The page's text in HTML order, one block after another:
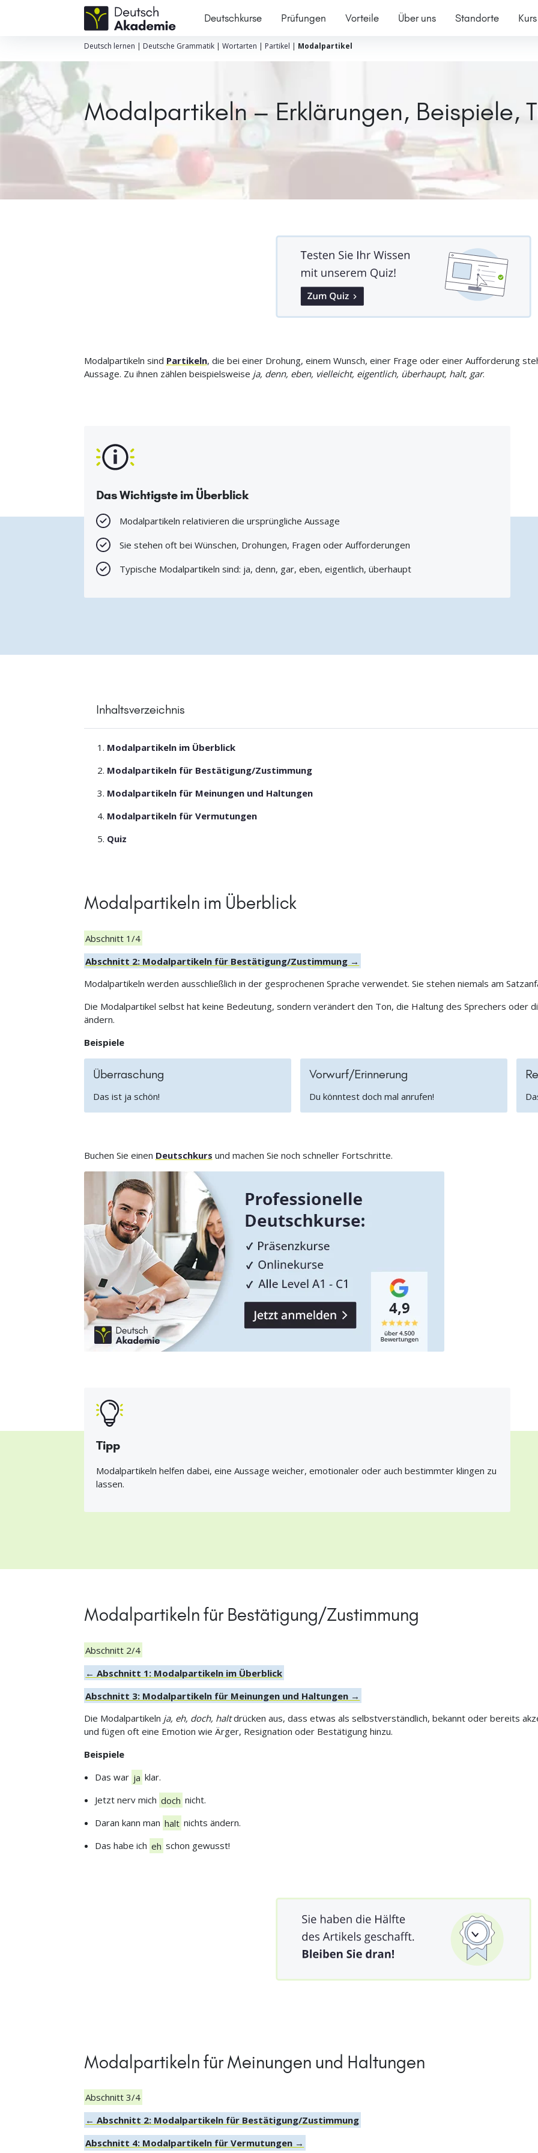
Deutschkurse Prüfungen Vorteile Über uns Standorte
Deutsch lernen | Deutsche Grammatik| Wortarten | Partikel | Modalpartikel
Modalpartikeln – Erklärungen, Beispiele,
Modalpartikeln sind Partikeln, die bei einer Drohung, einem Wunsch, einer Frage oder einer Aufforderung
Aussage. Zu ihnen zählen beispielsweise ja, denn, eben, vielleicht, eigentlich, überhaupt, halt, gar.
Das Wichtigste im Überblick
Modalpartikeln relativieren die ursprüngliche Aussage
Sie stehen oft bei Wünschen, Drohungen, Fragen oder Aufforderungen
Typische Modalpartikeln sind: ja, denn, gar, eben, eigentlich, überhaupt
Inhaltsverzeichnis
Modalpartikeln im Überblick
Modalpartikeln für Bestätigung/Zustimmung
Modalpartikeln für Meinungen und Haltungen
Modalpartikeln für Vermutungen
Quiz
Modalpartikeln im Überblick
Abschnitt 1/4
Abschnitt 2: Modalpartikeln für Bestätigung/Zustimmung →
Modalpartikeln werden ausschließlich in der gesprochenen Sprache verwendet. Sie stehen niemals am
Die Modalpartikel selbst hat keine Bedeutung, sondern verändert den Ton, die Haltung des Sprechers oder
ändern.
Beispiele
Überraschung
Das ist ja schön!
Vorwurf/Erinnerung
Du könntest doch mal anrufen!
Buchen Sie einen Deutschkurs und machen Sie noch schneller Fortschritte.
Tipp
Modalpartikeln helfen dabei, eine Aussage weicher, emotionaler oder auch bestimmter klingen zu
lassen.
Modalpartikeln für Bestätigung/Zustimmung
Abschnitt 2/4
← Abschnitt 1: Modalpartikeln im Überblick
Abschnitt 3: Modalpartikeln für Meinungen und Haltungen →
Die Modalpartikeln ja, eh, doch, haltdrücken aus, dass etwas als selbstverständlich, bekannt oder bereits
und fügen oft eine Emotion wie Ärger, Resignation oder Bestätigung hinzu.
Beispiele
Das war ja klar.
Jetzt nerv mich doch nicht.
Daran kann man halt nichts ändern.
Das habe ich eh schon gewusst!
Modalpartikeln für Meinungen und Haltungen
Abschnitt 3/4
← Abschnitt 2: Modalpartikeln für Bestätigung/Zustimmung
Abschnitt 4: Modalpartikeln für Vermutungen →